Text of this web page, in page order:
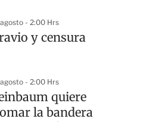
- 2:00 Hrs
y censura
- 2:00 Hrs
quiere
la bandera